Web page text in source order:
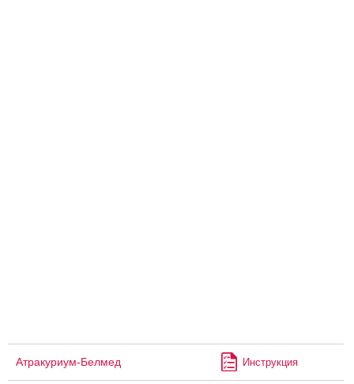
Атракуриум-Белмед Инструкция